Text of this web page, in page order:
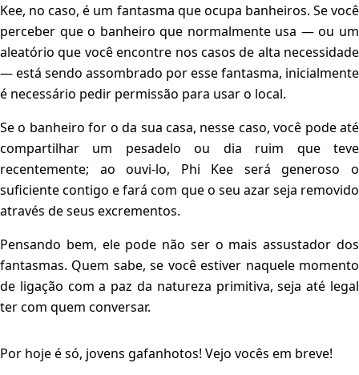
Kee, no caso, é um fantasma que ocupa banheiros. Se você
perceber que o banheiro que normalmente usa — ou um
aleatório que você encontre nos casos de alta necessidade
— está sendo assombrado por esse fantasma, inicialmente
é necessário pedir permissão para usar o local.
Se o banheiro for o da sua casa, nesse caso, você pode até
compartilhar um pesadelo ou dia ruim que teve
recentemente; ao ouvi-lo, Phi Kee será generoso o
suficiente contigo e fará com que o seu azar seja removido
através de seus excrementos.
Pensando bem, ele pode não ser o mais assustador dos
fantasmas. Quem sabe, se você estiver naquele momento
de ligação com a paz da natureza primitiva, seja até legal
ter com quem conversar.
Por hoje é só, jovens gafanhotos! Vejo vocês em breve!